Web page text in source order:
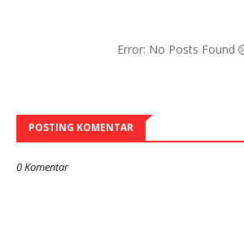
Error: No Posts Found
POSTING KOMENTAR
0 Komentar